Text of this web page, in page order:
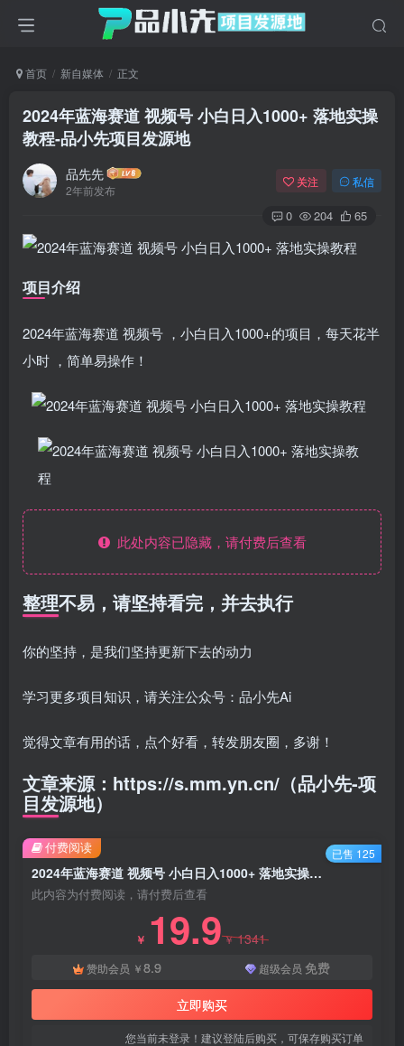
首页 新自媒体 正文
2024年蓝海赛道 视频号 小白日入1000+ 落地实操
教程-品小先项目发源地
品先先
2年前发布
关注 私信
0 204 65
项目介绍
2024年蓝海赛道 视频号 ，小白日入1000+的项目，每天花半
小时 ，简单易操作！
此处内容已隐藏，请付费后查看
整理不易，请坚持看完，并去执行
你的坚持，是我们坚持更新下去的动力
学习更多项目知识，请关注公众号：品小先Ai
觉得文章有用的话，点个好看，转发朋友圈，多谢！
文章来源：https://s.mm.yn.cn/（品小先-项
目发源地）
2024年蓝海赛道 视频号 小白日入1000+ 落地实操教程 - 资源之家
此内容为付费阅读，请付费后查看
￥ 19.9￥1341
赞助会员 ￥8.9 超级会员 免费
立即购买
您当前未登录！建议登陆后购买，可保存购买订单
付费阅读 已售 125